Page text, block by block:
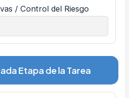
/ Control del Riesgo
Etapa de la Tarea